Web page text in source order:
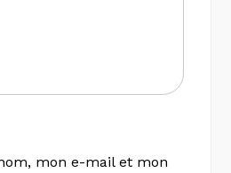
mon e-mail et mon